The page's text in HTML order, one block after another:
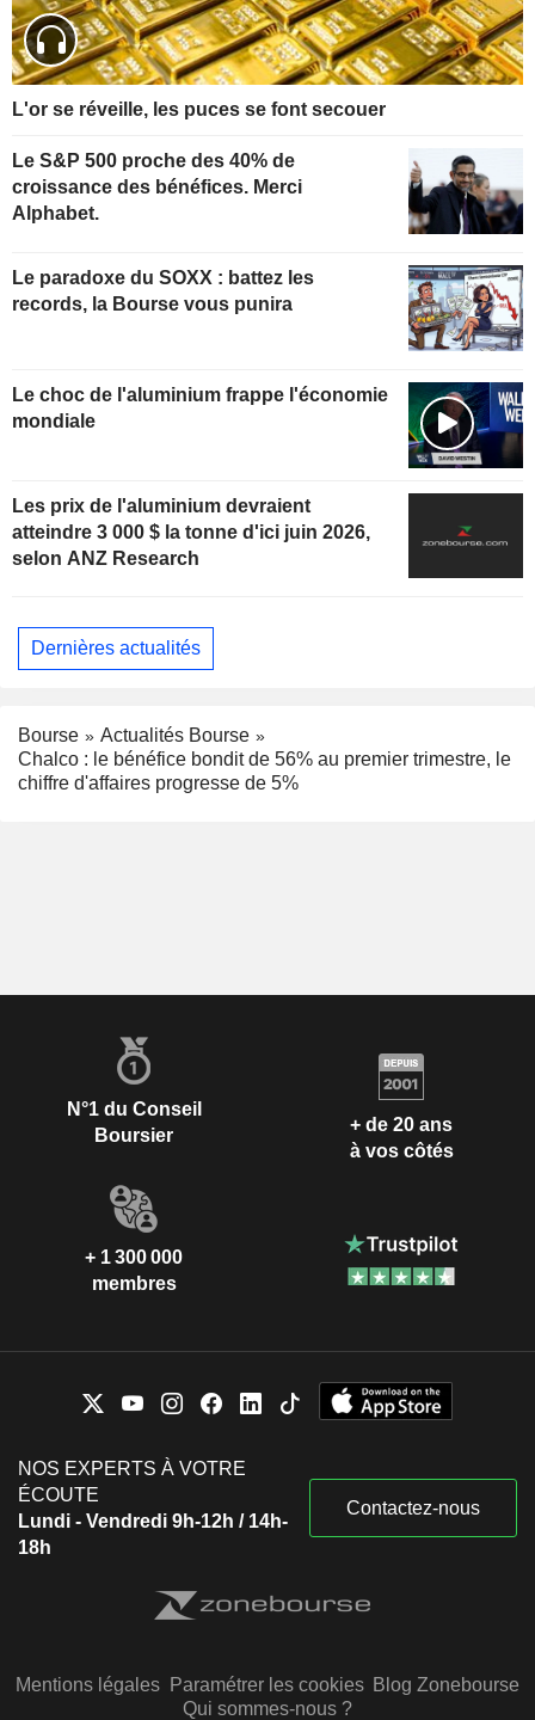
L'or se réveille, les puces se font secouer
Le S&P 500 proche des 40% de
croissance des bénéfices. Merci
Alphabet.
Le paradoxe du SOXX : battez les
records, la Bourse vous punira
Le choc de l'aluminium frappe l'économie
mondiale
Les prix de l'aluminium devraient
atteindre 3 000 $ la tonne d'ici juin 2026,
selon ANZ Research
Dernières actualités
Bourse
Actualités Bourse
Chalco : le bénéfice bondit de 56% au premier trimestre, le
chiffre d'affaires progresse de 5%
N°1 du Conseil
Boursier
+ de 20 ans
à vos côtés
+ 1 300 000
membres
NOS EXPERTS À VOTRE
ÉCOUTE
Lundi - Vendredi 9h-12h / 14h-
18h
Contactez-nous
Mentions légales Paramétrer les cookies Blog Zonebourse
Qui sommes-nous ?